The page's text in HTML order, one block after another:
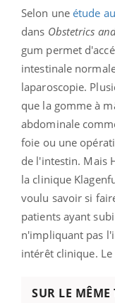
Selon une étude
dans Obstetrics
gum permet
intestinale
laparoscopie.
que la gomme à
abdominale
foie ou une
de l'intestin. Mais
la clinique
voulu savoir si
patients ayant
n'impliquant pas
intérêt clinique.
SUR LE MÊME